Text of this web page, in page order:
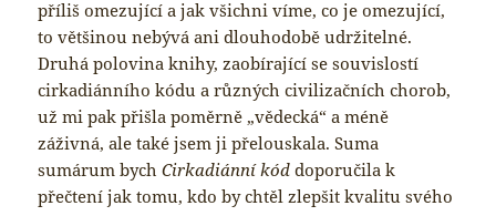
příliš omezující a jak všichni víme, co je omezující,
to většinou nebývá ani dlouhodobě udržitelné.
Druhá polovina knihy, zaobírající se souvislostí
cirkadiánního kódu a různých civilizačních chorob,
už mi pak přišla poměrně „vědecká“ a méně
záživná, ale také jsem ji přelouskala. Suma
sumárum bychCirkadiánní kód doporučila k
přečtení jak tomu, kdo by chtěl zlepšit kvalitu svého